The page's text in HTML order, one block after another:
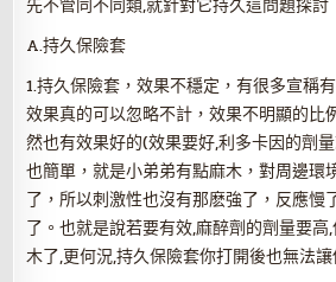
先不管同不同類,就針對它持久這問題探討
A.持久保險套
1.持久保險套，效果不穩定，有很多宣稱
效果真的可以忽略不計，效果不明顯的比
然也有效果好的(效果要好,利多卡因的劑
也簡單，就是小弟弟有點麻木，對周邊環
了，所以刺激性也沒有那麽強了，反應慢
了。也就是說若要有效,麻醉劑的劑量要
木了,更何況,持久保險套你打開後也無法